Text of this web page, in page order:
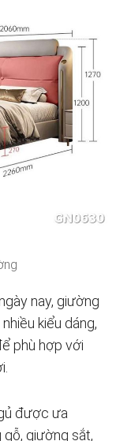
nay, giường
kiểu dáng,
phù hợp với
được ưa
giường sắt,